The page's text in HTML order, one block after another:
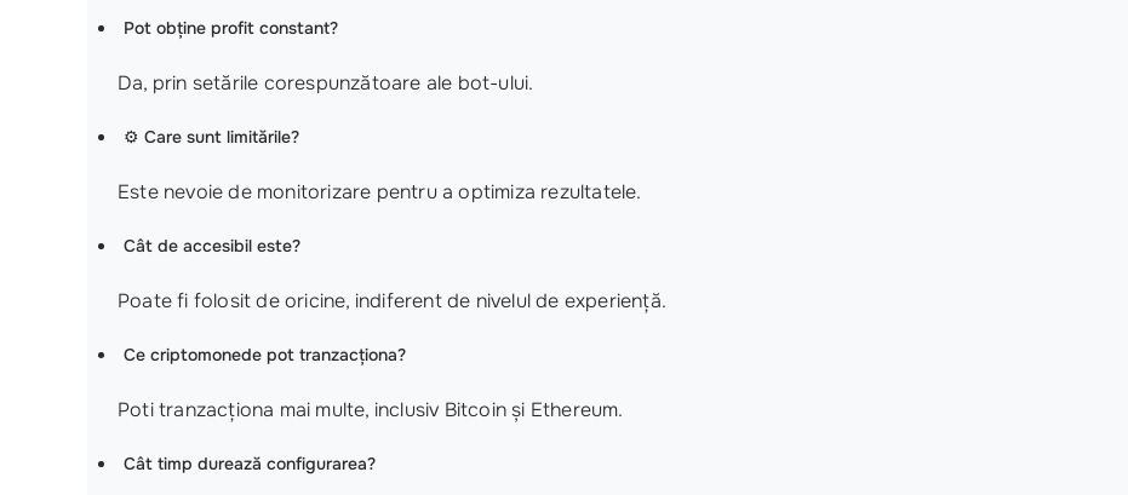
Pot obține profit constant?
Da, prin setările corespunzătoare ale bot-ului.
⚙️ Care sunt limitările?
Este nevoie de monitorizare pentru a optimiza rezultatele.
Cât de accesibil este?
Poate fi folosit de oricine, indiferent de nivelul de experiență.
Ce criptomonede pot tranzacționa?
Poti tranzacționa mai multe, inclusiv Bitcoin și Ethereum.
Cât timp durează configurarea?